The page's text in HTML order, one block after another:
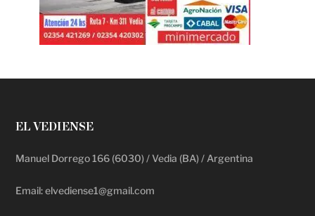
EL VEDIENSE
Manuel Dorrego 166 (6030) / Vedia (BA) / Argentina
Email: elvediense1@gmail.com